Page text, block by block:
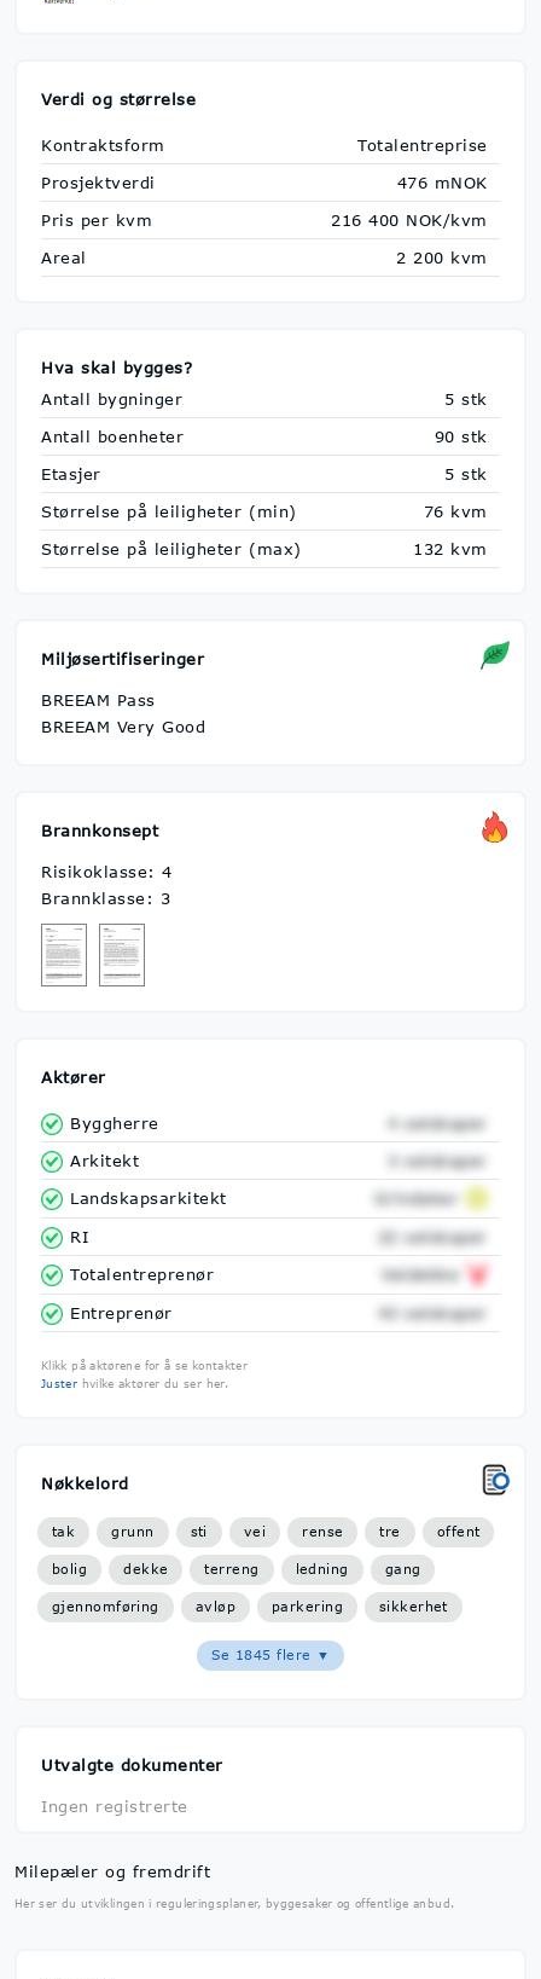
Verdi og størrelse
Kontraktsform
Totalentreprise
Prosjektverdi
476 mNOK
Pris per kvm
216 400 NOK/kvm
Areal
2 200 kvm
Hva skal bygges?
Antall bygninger
5 stk
Antall boenheter
90 stk
Etasjer
5 stk
Størrelse på leiligheter (min)
76 kvm
Størrelse på leiligheter (max)
132 kvm
Miljøsertifiseringer
BREEAM Pass
BREEAM Very Good
Brannkonsept
Risikoklasse: 4
Brannklasse: 3
Aktører
Byggherre
4 selskaper
Arkitekt
3 selskaper
Landskapsarkitekt
Grindaker
RI
22 selskaper
Totalentreprenør
Veidekke
Entreprenør
43 selskaper
Klikk på aktørene for å se kontakter
Juster hvilke aktører du ser her.
Nøkkelord
tak grunn sti vei rense tre offent
bolig dekke terreng ledning gang
gjennomføring avløp parkering sikkerhet
Se 1845 flere ▼
Utvalgte dokumenter
Ingen registrerte
Milepæler og fremdrift
Her ser du utviklingen i reguleringsplaner, byggesaker og offentlige anbud.